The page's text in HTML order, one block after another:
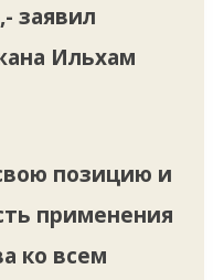
заявил
Ильхам
позицию и
применения
ко всем